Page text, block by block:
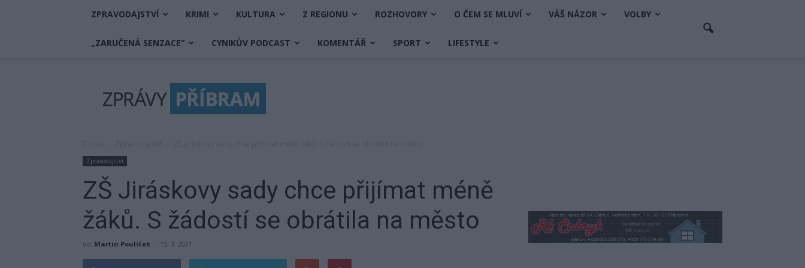
ZPRAVODAJSTVÍ KRIMI KULTURA Z REGIONU ROZHOVORY O ČEM SE MLUVÍ VÁŠ NÁZOR VOLBY
„ZARUČENÁ SENZACE“ CYNIKŮV PODCAST KOMENTÁŘ SPORT LIFESTYLE
Příbram
Zpravodajství
ZŠ Jiráskovy sady chce přijímat méně
žáků. S žádostí se obrátila na město
od Martin Poulíček - 15. 3. 2021